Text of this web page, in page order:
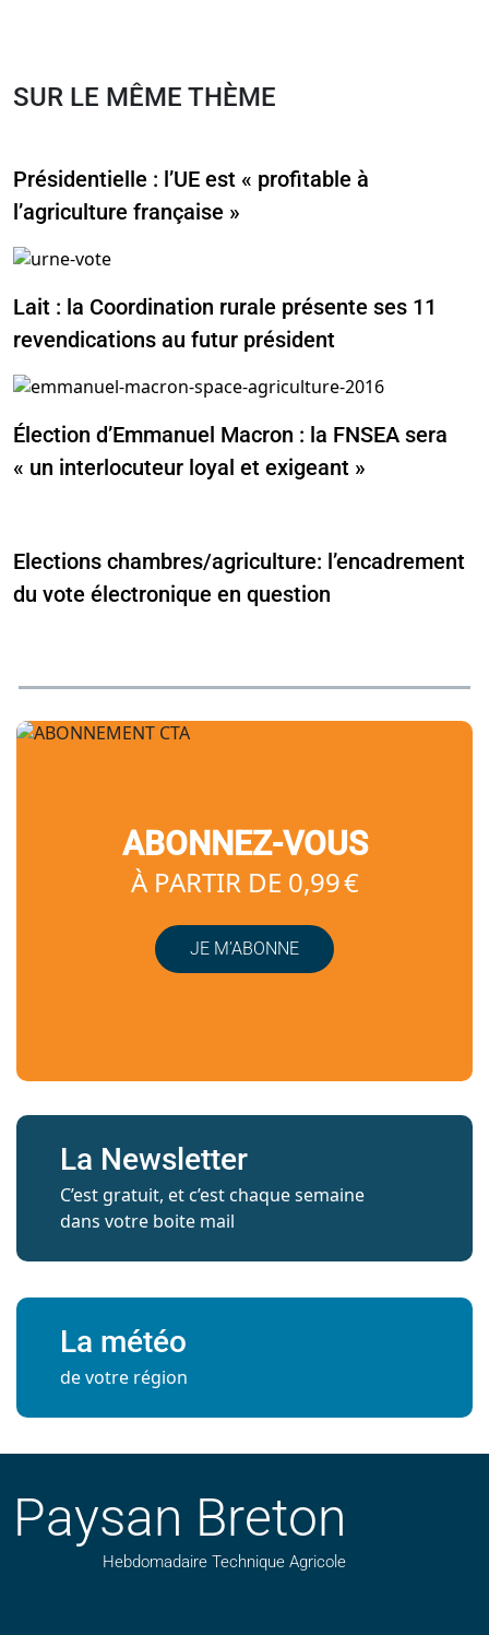
SUR LE MÊME THÈME
Présidentielle : l’UE est « profitable à
l’agriculture française »
Lait : la Coordination rurale présente ses 11
revendications au futur président
Élection d’Emmanuel Macron : la FNSEA sera
« un interlocuteur loyal et exigeant »
Elections chambres/agriculture: l’encadrement
du vote électronique en question
ABONNEZ-VOUS
À PARTIR DE 0,99 €
JE M’ABONNE
La Newsletter
C’est gratuit, et c’est chaque semaine
dans votre boite mail
La météo
de votre région
Paysan Breton
Hebdomadaire Technique Agricole